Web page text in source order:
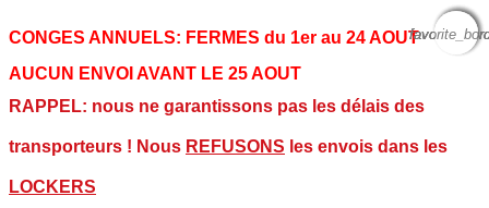
CONGES ANNUELS: FERMES du 1er au 24 AOUT
AUCUN ENVOI AVANT LE 25 AOUT
RAPPEL: nous ne garantissons pas les délais des
transporteurs ! Nous REFUSONS les envois dans les
LOCKERS